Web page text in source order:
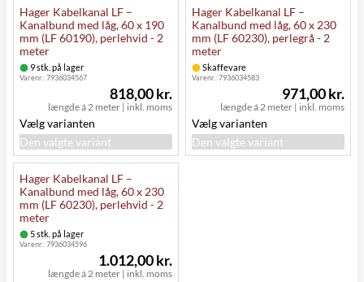
Hager Kabelkanal LF –
Kanalbund med låg, 60 x 190
mm (LF 60190), perlehvid - 2
meter
9 stk. på lager
Varenr.:7936034567
længde á 2 meter | inkl. moms
818,00 kr.
Vælg varianten
Den valgte variant
Hager Kabelkanal LF –
Kanalbund med låg, 60 x 230
mm (LF 60230), perlegrå - 2
meter
Skaffevare
Varenr.:7936034583
længde á 2 meter | inkl. moms
971,00 kr.
Vælg varianten
Den valgte variant
Hager Kabelkanal LF –
Kanalbund med låg, 60 x 230
mm (LF 60230), perlehvid - 2
meter
5 stk. på lager
Varenr.:7936034596
længde á 2 meter | inkl. moms
1.012,00 kr.